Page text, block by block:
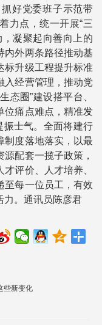
好党委班子示范带
力点，统一开展“三
凝聚起向善向上的
内外两条路径推动基
标升级工程提升标准
入经营管理，推动党
态圈”建设搭平台、
位痛点难点，精准发
振士气。全面将建行
制度落地落实，以最
配套一揽子政策，
评价、人才培养、
至每一位员工，有效
力。通讯员陈彦君
些新变化